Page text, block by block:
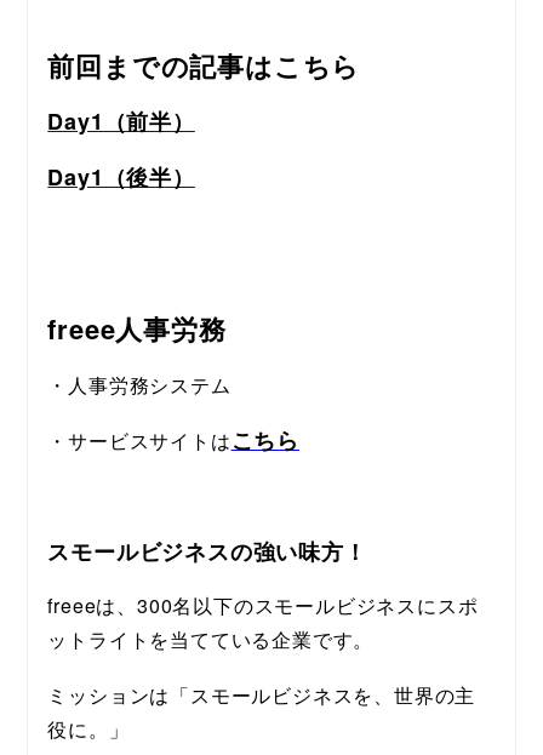
前回までの記事はこちら
Day1（前半）
Day1（後半）
freee人事労務
・人事労務システム
・サービスサイトはこちら
スモールビジネスの強い味方！
freeeは、300名以下のスモールビジネスにスポ
ットライトを当てている企業です。
ミッションは「スモールビジネスを、世界の主
役に。」